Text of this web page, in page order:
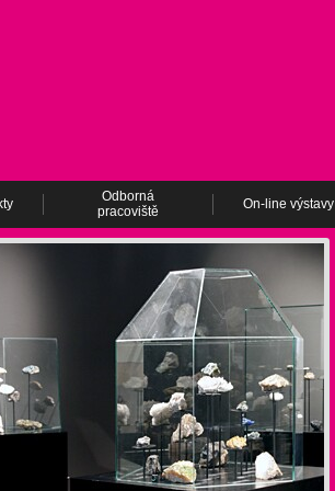
Odborná
pracoviště
On-line výstavy